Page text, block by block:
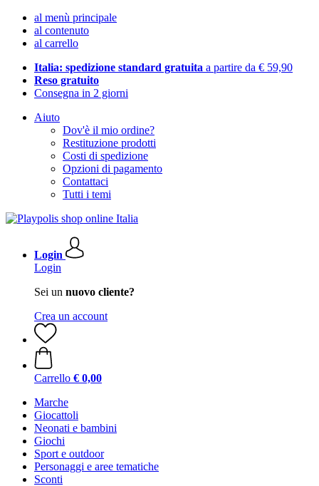
al menù principale
al contenuto
al carrello
Italia: spedizione standard gratuita a partire da € 59,90
Reso gratuito
Consegna in 2 giorni
Aiuto
Dov'è il mio ordine?
Restituzione prodotti
Costi di spedizione
Opzioni di pagamento
Contattaci
Tutti i temi
Login
Login
Sei un nuovo cliente?
Crea un account
Carrello € 0,00
Marche
Giocattoli
Neonati e bambini
Giochi
Sport e outdoor
Personaggi e aree tematiche
Sconti